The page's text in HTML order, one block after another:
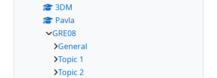
3DM
Pavla
GRE08
General
Topic 1
Topic 2